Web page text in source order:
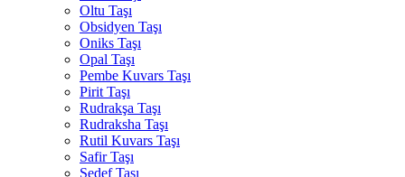
Oltu Taşı
Obsidyen Taşı
Oniks Taşı
Opal Taşı
Pembe Kuvars Taşı
Pirit Taşı
Rudrakşa Taşı
Rudraksha Taşı
Rutil Kuvars Taşı
Safir Taşı
Sedef Taşı